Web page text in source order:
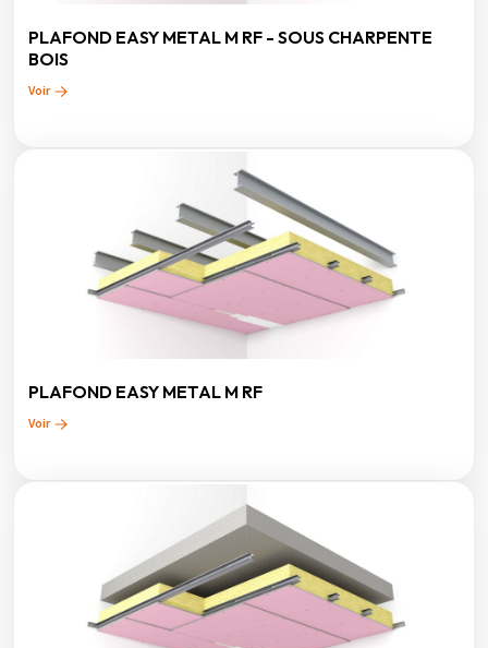
PLAFOND EASY METAL M RF - SOUS CHARPENTE
BOIS
Voir
PLAFOND EASY METAL M RF
Voir